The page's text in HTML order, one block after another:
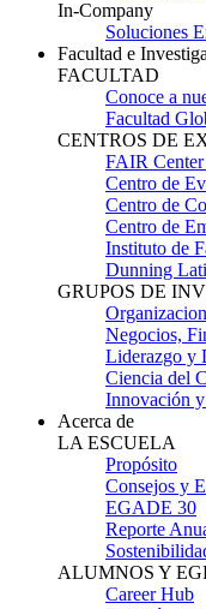
In-Company
Soluciones
Facultad e
FACULTAD
Conoce a
Facultad
CENTROS DE
FAIR Center
Centro de
Centro de
Centro de
Instituto de
Dunning
GRUPOS DE
Negocios,
Liderazgo y
Ciencia del
Innovación
Acerca de
LA ESCUELA
Propósito
Consejos y
EGADE 30
Reporte
ALUMNOS Y
Career Hub